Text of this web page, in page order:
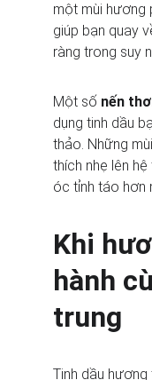
một mùi hương
giúp bạn quay
ràng trong suy
Một số nến
dụng tinh dầu
thảo. Những
thích nhẹ lên
óc tỉnh táo hơn
Khi
hành
trung
Tinh dầu